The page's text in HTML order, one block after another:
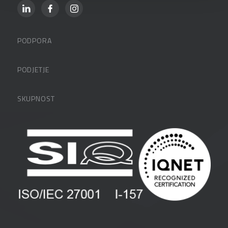
PODPORA
FAQ – pogosta vprašanja
PODJETJE
Zaposlitev
Vlagatelji
Pogoji in pogodbe
SKUPNOST
Blog
Spletni seminarji